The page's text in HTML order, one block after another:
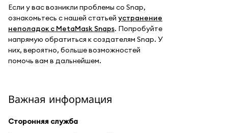
Если у вас возникли проблемы со Snap,
ознакомьтесь с нашей статьей устранение
неполадок с MetaMask Snaps. Попробуйте
напрямую обратиться к создателям Snap. У
них, вероятно, больше возможностей
помочь вам в дальнейшем.
Важная информация
Сторонняя служба